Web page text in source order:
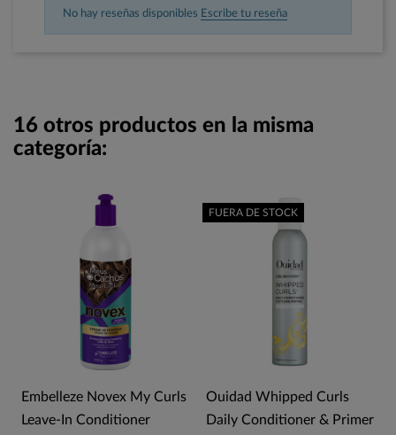
No hay reseñas disponibles Escribe tu reseña
16 otros productos en la misma
categoría:
Embelleze Novex My Curls
Leave-In Conditioner
Ouidad Whipped Curls
Daily Conditioner & Primer
FUERA DE STOCK